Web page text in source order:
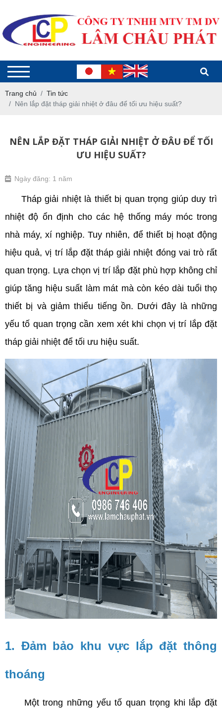
Trang chủ
Tin tức
Nên lắp đặt tháp giải nhiệt ở đâu để tối ưu hiệu suất?
NÊN LẮP ĐẶT THÁP GIẢI NHIỆT Ở ĐÂU ĐỂ TỐI
ƯU HIỆU SUẤT?
Ngày đăng: 1 năm
Tháp giải nhiệt là thiết bị quan trọng giúp duy trì
nhiệt độ ổn định cho các hệ thống máy móc trong
nhà máy, xí nghiệp. Tuy nhiên, để thiết bị hoạt động
hiệu quả, vị trí lắp đặt tháp giải nhiệt đóng vai trò rất
quan trọng. Lựa chọn vị trí lắp đặt phù hợp không chỉ
giúp tăng hiệu suất làm mát mà còn kéo dài tuổi thọ
thiết bị và giảm thiểu tiếng ồn. Dưới đây là những
yếu tố quan trọng cần xem xét khi chọn vị trí lắp đặt
tháp giải nhiệt để tối ưu hiệu suất.
1. Đảm bảo khu vực lắp đặt thông
thoáng
Một trong những yếu tố quan trọng khi lắp đặt